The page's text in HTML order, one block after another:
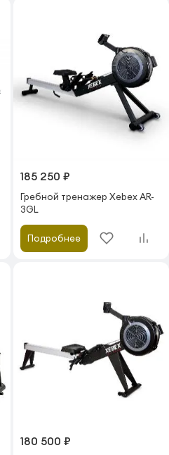
185 250 ₽
Гребной тренажер Xebex AR-
3GL
Подробнее
180 500 ₽